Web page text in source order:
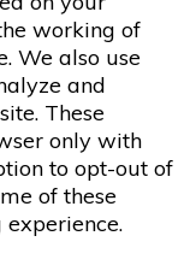
working of
We also use
and
These
only with
to opt-out of
of these